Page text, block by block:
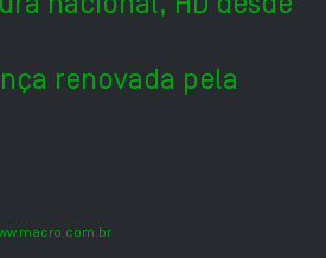
renovada pela